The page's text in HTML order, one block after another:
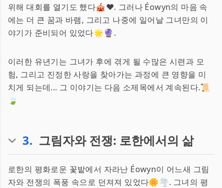
위해 대회를 열기도 했다🎪❤️. 그러나 Éowyn의 마음 속
에는 더 큰 꿈과 바램, 그리고 나중에 일어날 그녀만의 이
야기가 준비되어 있었다🌟🔮.
이러한 유년기는 그녀가 후에 겪게 될 수많은 시련과 모
험, 그리고 진정한 사랑을 찾아가는 과정에 큰 영향을 미
치게 되는데... 그 이야기는 다음 소제목에서 계속된다.📜
🍃
3. 그림자와 전쟁: 로한에서의 삶
로한의 평화로운 꽃밭에서 자라난 Éowyn이 어느새 그림
자와 전쟁의 폭풍 속으로 던져져 있었다🌼🌪️. 그녀의 평